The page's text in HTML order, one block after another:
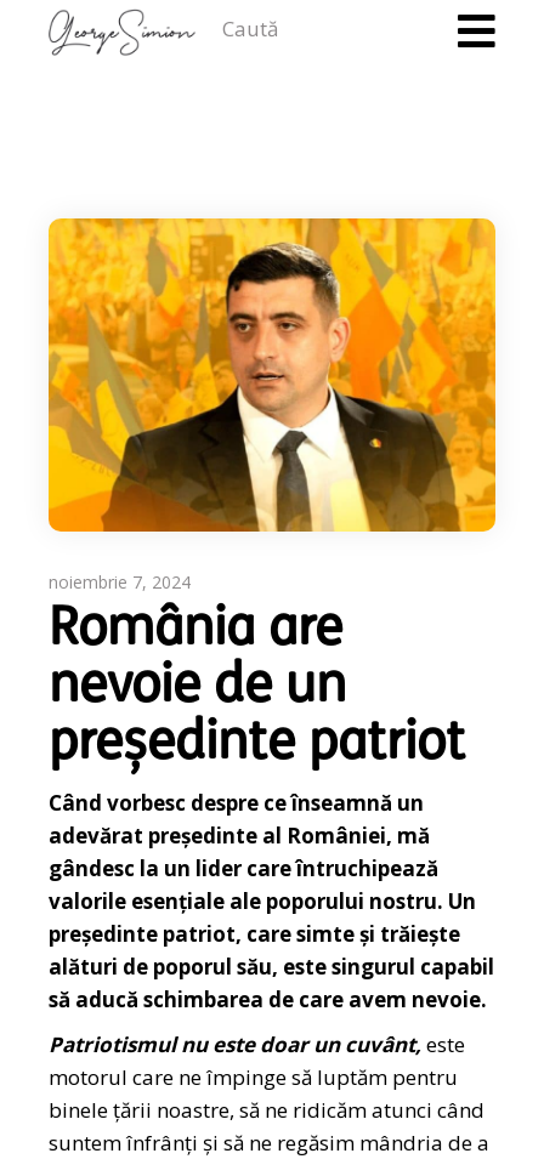
noiembrie 7, 2024
România are
nevoie de un
președinte patriot
Când vorbesc despre ce înseamnă un
adevărat președinte al României, mă
gândesc la un lider care întruchipează
valorile esențiale ale poporului nostru. Un
președinte patriot, care simte și trăiește
alături de poporul său, este singurul capabil
să aducă schimbarea de care avem nevoie.
Patriotismul nu este doar un cuvânt,este
motorul care ne împinge să luptăm pentru
binele țării noastre, să ne ridicăm atunci când
suntem înfrânți și să ne regăsim mândria de a